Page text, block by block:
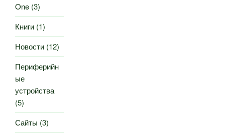
One (3)
Книги (1)
Новости (12)
Периферийн
ые
устройства
(5)
Сайты (3)